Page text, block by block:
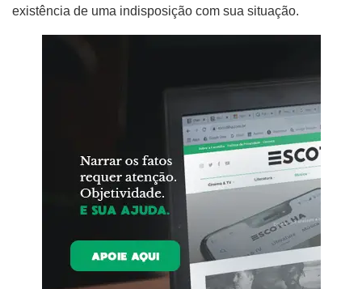
existência de uma indisposição com sua situação.